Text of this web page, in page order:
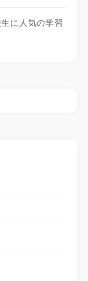
に人気の学習